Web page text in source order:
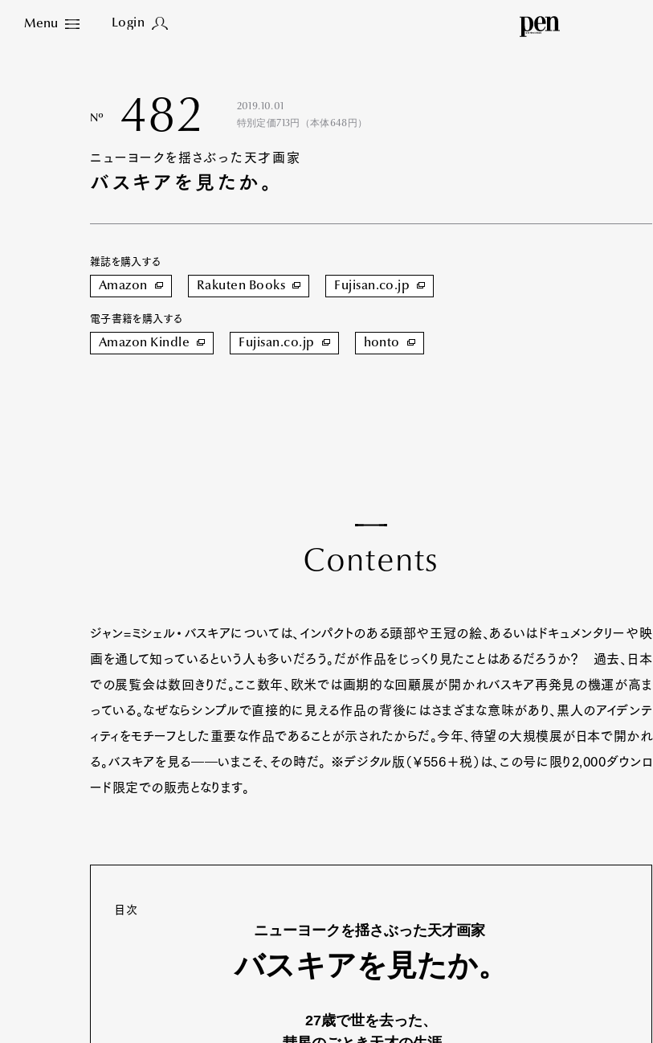
Menu Login
Close
Nº 482
2019.10.01
特別定価713円（本体648円）
ニューヨークを揺さぶった天才画家
バスキアを見たか。
雑誌を購入する
Amazon Rakuten Books Fujisan.co.jp
電子書籍を購入する
Amazon Kindle Fujisan.co.jp honto
Contents
ジャン=ミシェル・バスキアについては、インパクトのある頭部や王冠の絵、あるいはドキュメンタリーや映
画を通して知っているという人も多いだろう。だが作品をじっくり見たことはあるだろうか？ 過去、日本
での展覧会は数回きりだ。ここ数年、欧米では画期的な回顧展が開かれバスキア再発見の機運が高ま
っている。なぜならシンプルで直接的に見える作品の背後にはさまざまな意味があり、黒人のアイデンテ
ィティをモチーフとした重要な作品であることが示されたからだ。今年、待望の大規模展が日本で開かれ
る。バスキアを見る――いまこそ、その時だ。 ※デジタル版（￥556＋税）は、この号に限り2,000ダウンロ
ード限定での販売となります。
目次
ニューヨークを揺さぶった天才画家
バスキアを見たか。
27歳で世を去った、